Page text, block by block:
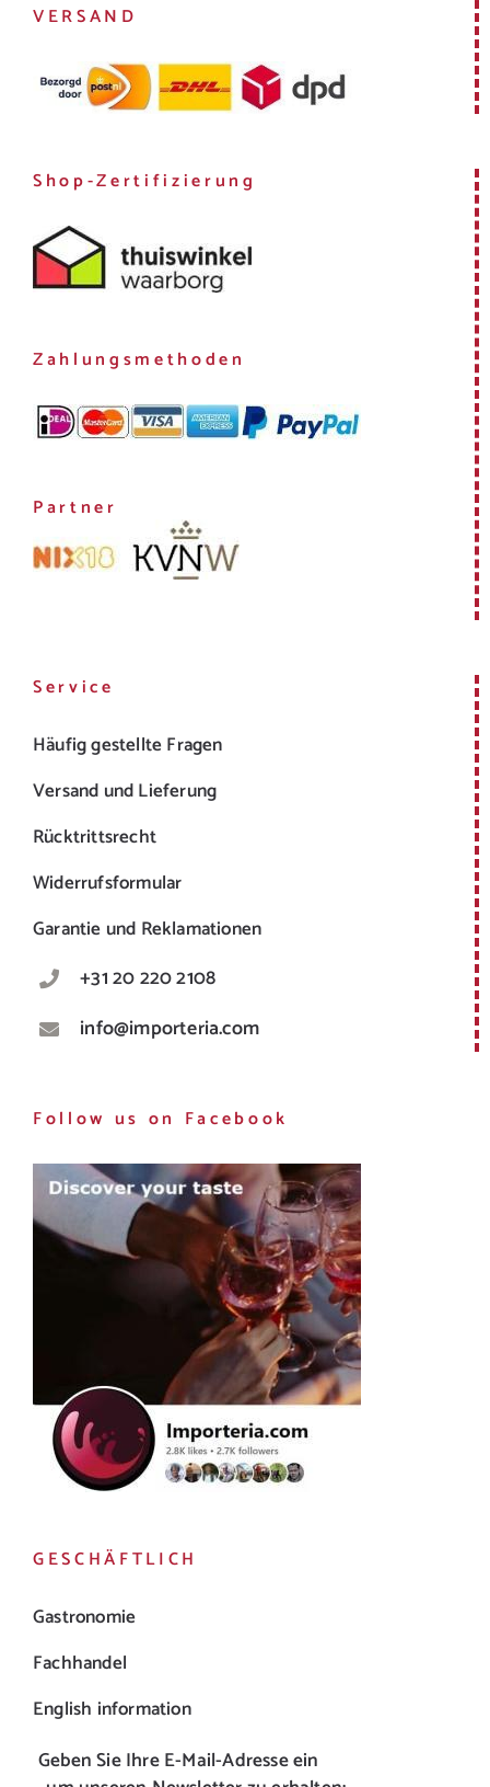
VERSAND
Shop-Zertifizierung
Zahlungsmethoden
Partner
Service
Häufig gestellte Fragen
Versand und Lieferung
Rücktrittsrecht
Widerrufsformular
Garantie und Reklamationen
+31 20 220 2108
info@importeria.com
Follow us on Facebook
GESCHÄFTLICH
Gastronomie
Fachhandel
English information
Geben Sie Ihre E-Mail-Adresse ein